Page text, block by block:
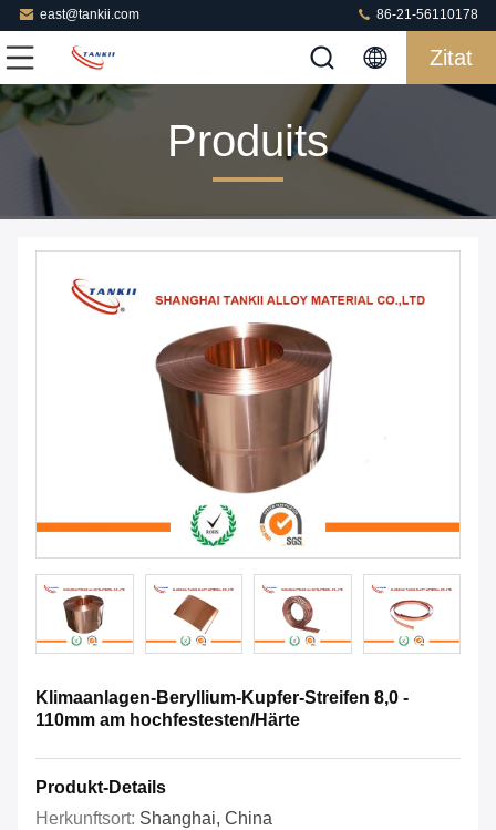
east@tankii.com 86-21-56110178
Zitat
Produits
Klimaanlagen-Beryllium-Kupfer-Streifen 8,0 -
110mm am hochfestesten/Härte
Produkt-Details
Herkunftsort: Shanghai, China